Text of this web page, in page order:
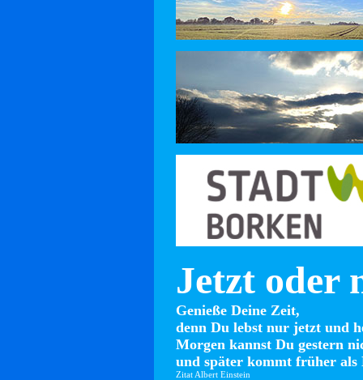
Jetzt oder
Genieße Deine Zeit,
denn Du lebst nur jetzt und
Morgen kannst Du gestern
und später kommt früher als
Zitat Albert Einstein